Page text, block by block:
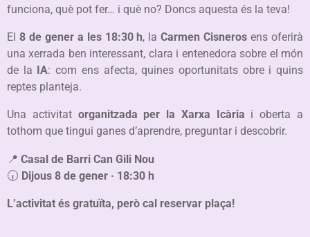
funciona, què pot fer… i què no? Doncs aquesta és la teva!
El 8 de gener a les 18:30 h, laCarmen Cisneros ens oferirà
una xerrada ben interessant, clara i entenedora sobre el món
de la IA: com ens afecta, quines oportunitats obre i quins
reptes planteja.
Una activitat organitzada per la Xarxa Icària i oberta a
tothom que tingui ganes d’aprendre, preguntar i descobrir.
📍 Casal de Barri Can Gili Nou
🕡 Dijous 8 de gener · 18:30 h
L’activitat és gratuïta, però cal reservar plaça!